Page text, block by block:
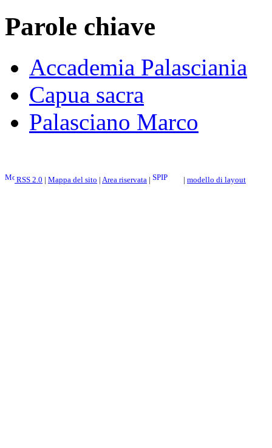
Parole chiave
Accademia Palasciania
Capua sacra
Palasciano Marco
RSS 2.0 | Mappa del sito | Area riservata | | modello di layout